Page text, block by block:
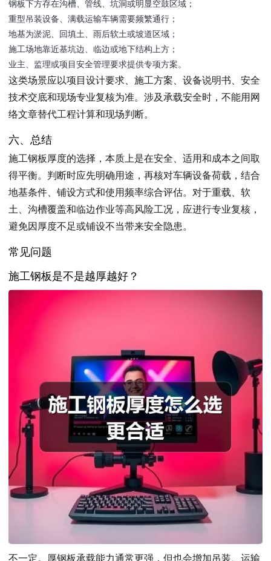
钢板下方存在沟槽、管线、坑洞或明显空鼓区域；
重型吊装设备、满载运输车辆需要频繁通行；
地基为淤泥、回填土、雨后软土或坡道区域；
施工场地靠近基坑边、临边或地下结构上方；
业主、监理或项目安全管理要求提供专项方案。
这类场景应以项目设计要求、施工方案、设备说明书、安全
技术交底和现场专业复核为准。涉及承载安全时，不能用网
络文章替代工程计算和现场判断。
六、总结
施工钢板厚度的选择，本质上是在安全、适用和成本之间取
得平衡。判断时应先明确用途，再核对车辆设备荷载，结合
地基条件、铺设方式和使用频率综合评估。对于重载、软
土、沟槽覆盖和临边作业等高风险工况，应进行专业复核，
避免因厚度不足或铺设不当带来安全隐患。
常见问题
施工钢板是不是越厚越好？
不一定。厚钢板承载能力通常更强，但也会增加吊装、运输